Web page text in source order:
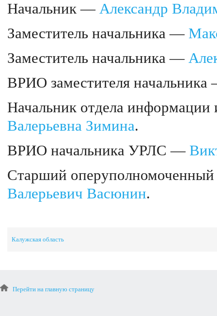
Начальник — Александр
Заместитель начальника —
Заместитель начальника —
ВРИО заместителя
Начальник отдела
Валерьевна Зимина.
ВРИО начальника УРЛС —
Старший
Валерьевич Васюнин.
Калужская область
Перейти на главную страницу